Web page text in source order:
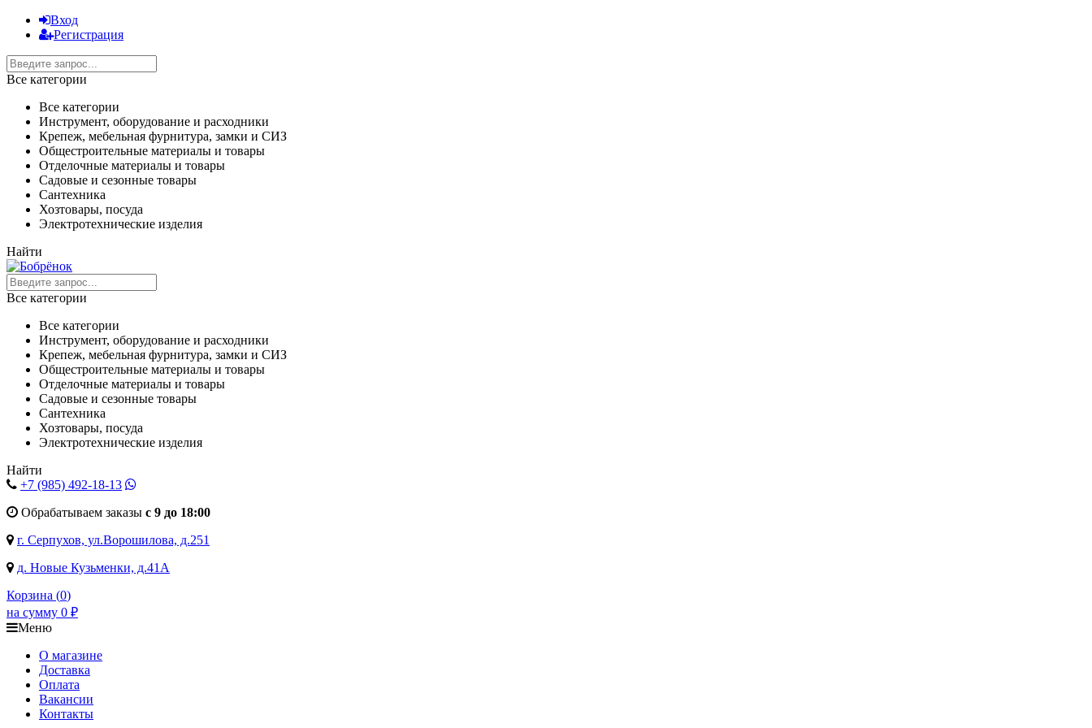
Вход
Регистрация
Все категории
Все категории
Инструмент, оборудование и расходники
Крепеж, мебельная фурнитура, замки и СИЗ
Общестроительные материалы и товары
Отделочные материалы и товары
Садовые и сезонные товары
Сантехника
Хозтовары, посуда
Электротехнические изделия
Найти
Все категории
Все категории
Инструмент, оборудование и расходники
Крепеж, мебельная фурнитура, замки и СИЗ
Общестроительные материалы и товары
Отделочные материалы и товары
Садовые и сезонные товары
Сантехника
Хозтовары, посуда
Электротехнические изделия
Найти
+7 (985) 492-18-13
Обрабатываем заказы с 9 до 18:00
г. Серпухов, ул.Ворошилова, д.251
д. Новые Кузьменки, д.41А
Корзина (0)
на сумму 0 ₽
Меню
О магазине
Доставка
Оплата
Вакансии
Контакты